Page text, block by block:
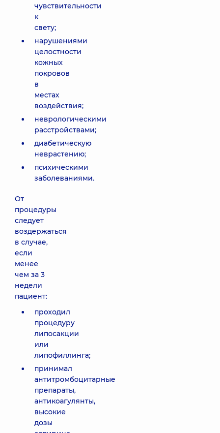
чувствительности
к
свету;
нарушениями
целостности
кожных
покровов
в
местах
воздействия;
неврологическими
расстройствами;
диабетическую
неврастению;
психическими
заболеваниями.
От
процедуры
следует
воздержаться
в случае,
если
менее
чем за 3
недели
пациент:
проходил
процедуру
липосакции
или
липофиллинга;
принимал
антитромбоцитарные
препараты,
антикоагулянты,
высокие
дозы